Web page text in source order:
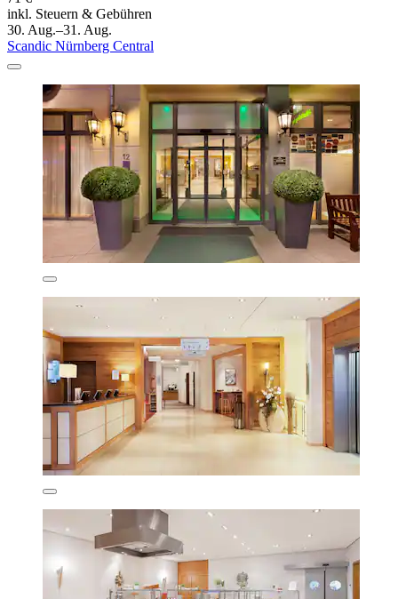
inkl. Steuern & Gebühren
30. Aug.–31. Aug.
Scandic Nürnberg Central